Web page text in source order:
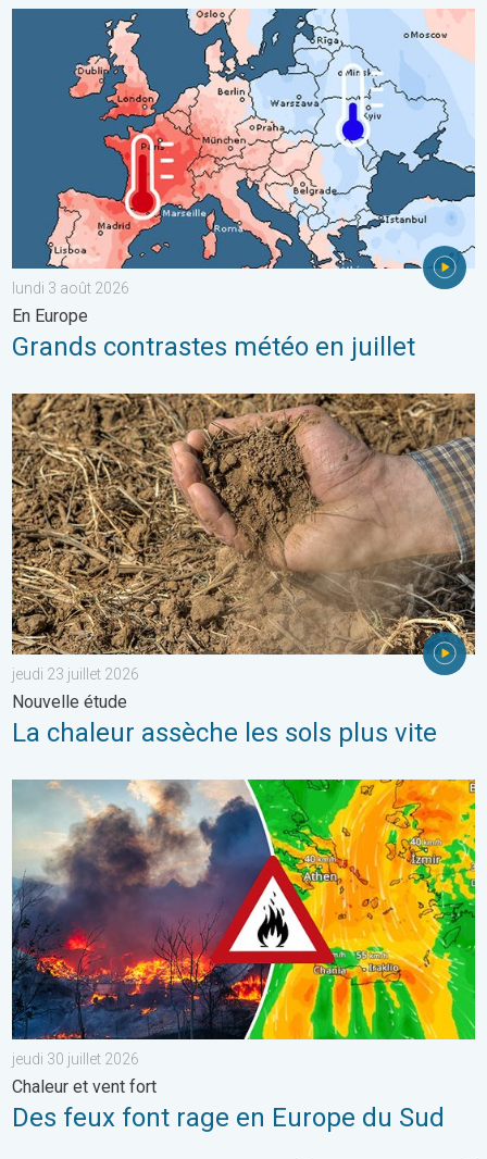
Grands contrastes météo en juillet. En Europe. . . lundi 3 août
lundi 3 août 2026
En Europe
Grands contrastes météo en juillet
La chaleur assèche les sols plus vite. Nouvelle étude. . . jeudi
jeudi 23 juillet 2026
Nouvelle étude
La chaleur assèche les sols plus vite
Des feux font rage en Europe du Sud. Chaleur et vent fort. . .
jeudi 30 juillet 2026
Chaleur et vent fort
Des feux font rage en Europe du Sud